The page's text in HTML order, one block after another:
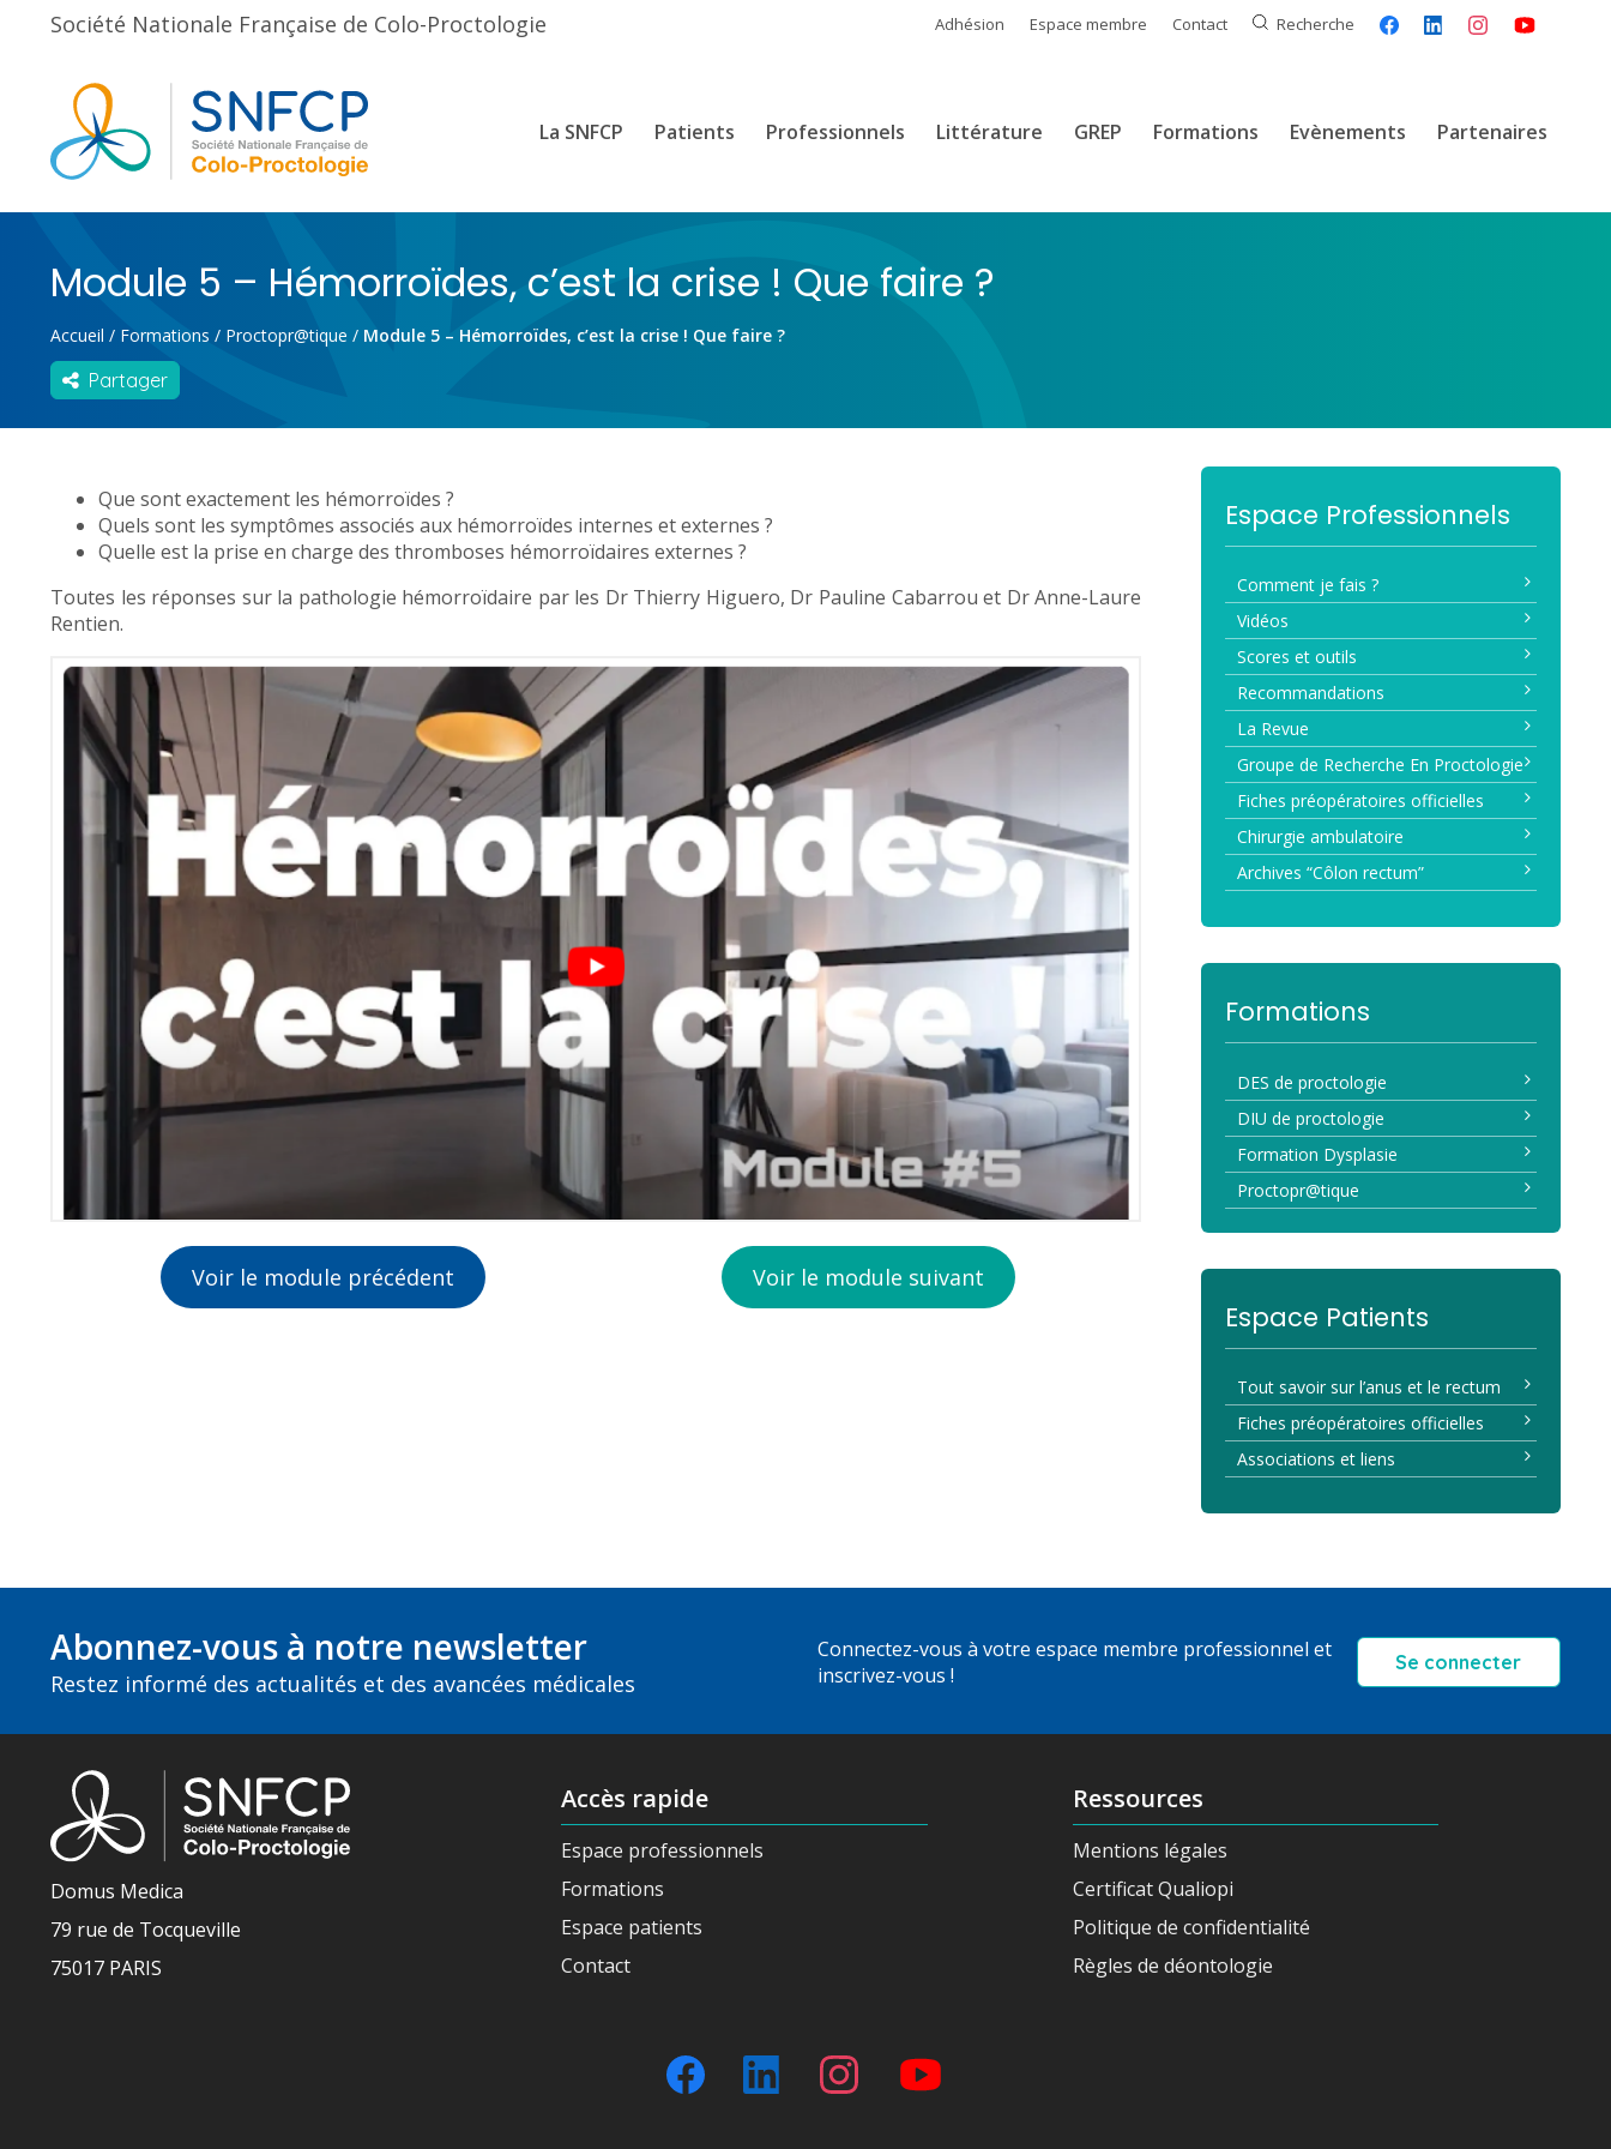
Société Nationale Française de Colo-Proctologie Adhésion Espace membre Contact Recherche
La SNFCP Patients Professionnels Littérature GREP Formations Evènements Partenaires
Module 5 – Hémorroïdes, c’est la crise ! Que faire ?
Accueil / Formations / Proctopr@tique / Module 5 – Hémorroïdes, c’est la crise ! Que faire ?
Partager
Que sont exactement les hémorroïdes ?
Quels sont les symptômes associés aux hémorroïdes internes et externes ?
Quelle est la prise en charge des thromboses hémorroïdaires externes ?
Toutes les réponses sur la pathologie hémorroïdaire par les Dr Thierry Higuero, Dr Pauline Cabarrou et Dr Anne-Laure
Rentien.
Voir le module précédent Voir le module suivant
Espace Professionnels
Comment je fais ?
Vidéos
Scores et outils
Recommandations
La Revue
Groupe de Recherche En Proctologie
Fiches préopératoires officielles
Chirurgie ambulatoire
Archives “Côlon rectum”
Formations
DES de proctologie
DIU de proctologie
Formation Dysplasie
Proctopr@tique
Espace Patients
Tout savoir sur l’anus et le rectum
Fiches préopératoires officielles
Associations et liens
Abonnez-vous à notre newsletter
Restez informé des actualités et des avancées médicales
Connectez-vous à votre espace membre professionnel et
inscrivez-vous !
Se connecter
Domus Medica
79 rue de Tocqueville
75017 PARIS
Accès rapide
Espace professionnels
Formations
Espace patients
Contact
Ressources
Mentions légales
Certificat Qualiopi
Politique de confidentialité
Règles de déontologie